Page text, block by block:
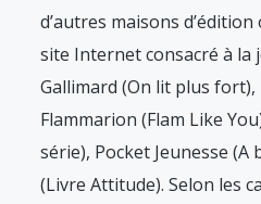
d’autres maisons
site Internet consacré à la
Gallimard (On lit plus
Flammarion (Flam Like
série), Pocket Jeunesse
(Livre Attitude). Selon les